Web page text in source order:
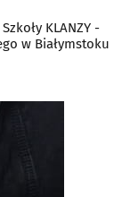
KLANZY -
w Białymstoku